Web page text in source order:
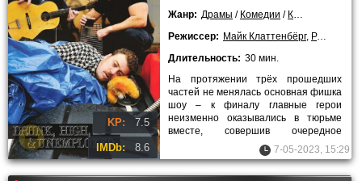
KP: 7.5
IMDb: 8.6
Жанр: Драмы / Комедии / Криминальные
Режиссер: Майк Клаттенбёрг, Рон Мерфи
Длительность: 30 мин.
На протяжении трёх прошедших
частей не менялась основная фишка
шоу – к финалу главные герои
неизменно оказывались в тюрьме
вместе, совершив очередное
нарушение закона. Но конец
прошлого
7-05-2023, 15:29